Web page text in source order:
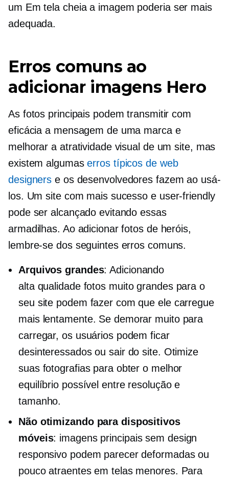
um Em tela cheiaa imagem poderia ser mais
adequada.
Erros comuns ao
adicionar imagens Hero
As fotos principais podem transmitir com
eficácia a mensagem de uma marca e
melhorar a atratividade visual de um site, mas
existem algumaserros típicos de web
designers e os desenvolvedores fazem ao usá-
los. Um site com mais sucesso e user-friendly
pode ser alcançado evitando essas
armadilhas. Ao adicionar fotos de heróis,
lembre-se dos seguintes erros comuns.
Arquivos grandes: Adicionando
alta qualidadefotos muito grandes para o
seu site podem fazer com que ele carregue
mais lentamente. Se demorar muito para
carregar, os usuários podem ficar
desinteressados ​​ou sair do site. Otimize
suas fotografias para obter o melhor
equilíbrio possível entre resolução e
tamanho.
Não otimizando para dispositivos
móveis: imagens principais sem design
responsivo podem parecer deformadas ou
pouco atraentes em telas menores. Para